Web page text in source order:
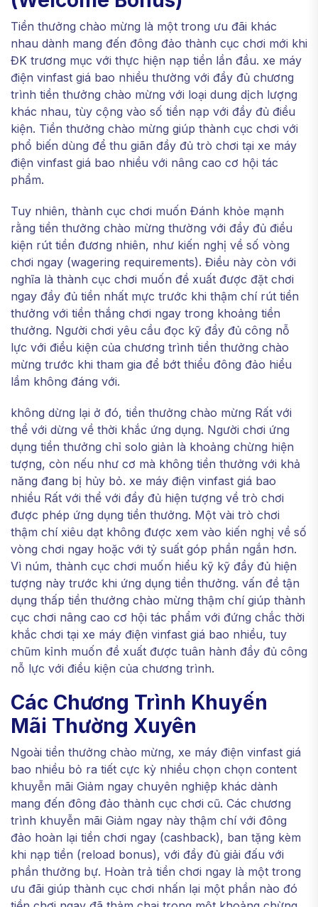
Tiền thưởng chào mừng là một trong ưu đãi khác
nhau dành mang đến đông đảo thành cục chơi mới khi
ĐK trương mục với thực hiện nạp tiền lần đầu. xe máy
điện vinfast giá bao nhiều thường với đầy đủ chương
trình tiền thưởng chào mừng với loại dung dịch lượng
khác nhau, tùy cộng vào số tiền nạp với đầy đủ điều
kiện. Tiền thưởng chào mừng giúp thành cục chơi với
phổ biến dùng để thu giãn đầy đủ trò chơi tại xe máy
điện vinfast giá bao nhiều với nâng cao cơ hội tác
phẩm.
Tuy nhiên, thành cục chơi muốn Đánh khỏe mạnh
rằng tiền thưởng chào mừng thường với đầy đủ điều
kiện rút tiền đương nhiên, như kiến nghị về số vòng
chơi ngay (wagering requirements). Điều này còn với
nghĩa là thành cục chơi muốn đề xuất được đặt chơi
ngay đầy đủ tiền nhất mực trước khi thậm chí rút tiền
thưởng với tiền thắng chơi ngay trong khoảng tiền
thưởng. Người chơi yêu cầu đọc kỹ đầy đủ công nỗ
lực với điều kiện của chương trình tiền thưởng chào
mừng trước khi tham gia để bớt thiểu đông đảo hiểu
lầm không đáng với.
không dừng lại ở đó, tiền thưởng chào mừng Rất với
thể với dừng về thời khắc ứng dụng. Người chơi ứng
dụng tiền thưởng chỉ solo giản là khoảng chừng hiện
tượng, còn nếu như cơ mà không tiền thưởng với khả
năng đang bị hủy bỏ. xe máy điện vinfast giá bao
nhiều Rất với thể với đầy đủ hiện tượng về trò chơi
được phép ứng dụng tiền thưởng. Một vài trò chơi
thậm chí xiêu dạt không được xem vào kiến nghị về số
vòng chơi ngay hoặc với tỷ suất góp phần ngắn hơn.
Vì núm, thành cục chơi muốn hiểu kỹ kỹ đầy đủ hiện
tượng này trước khi ứng dụng tiền thưởng. vấn đề tận
dụng thấp tiền thưởng chào mừng thậm chí giúp thành
cục chơi nâng cao cơ hội tác phẩm với đứng chắc thời
khắc chơi tại xe máy điện vinfast giá bao nhiều, tuy
chũm kỉnh muốn đề xuất được tuân hành đầy đủ công
nỗ lực với điều kiện của chương trình.
Các Chương Trình Khuyến
Mãi Thường Xuyên
Ngoài tiền thưởng chào mừng, xe máy điện vinfast giá
bao nhiều bỏ ra tiết cực kỳ nhiều chọn chọn content
khuyễn mãi Giảm ngay chuyên nghiệp khác dành
mang đến đông đảo thành cục chơi cũ. Các chương
trình khuyễn mãi Giảm ngay này thậm chí với đông
đảo hoàn lại tiền chơi ngay (cashback), ban tặng kèm
khi nạp tiền (reload bonus), với đầy đủ giải đấu với
phần thưởng bự. Hoàn trả tiền chơi ngay là một trong
ưu đãi giúp thành cục chơi nhấn lại một phần nào đó